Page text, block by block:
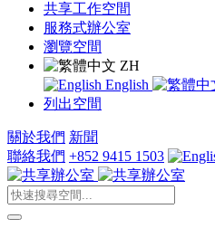
共享工作空間
服務式辦公室
瀏覽空間
ZH
English
列出空間
關於我們 新聞
聯絡我們 +852 9415 1503